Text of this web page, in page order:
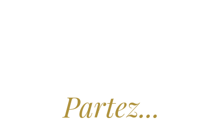
Partez...